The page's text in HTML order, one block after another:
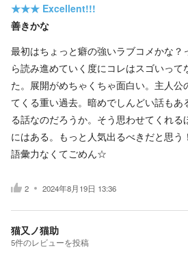
★★★ Excellent!!!
善きかな
最初はちょっと癖の強いラブコメかな？
ら読み進めていく度にコレはスゴいって
た。展開がめちゃくちゃ面白い。主人公
てくる重い過去。暗めでしんどい話も
る話なのだろうか。そう思わせてくれる
にはある。もっと人気出るべきだと思う
語彙力なくてごめん☆
2 2024年8月19日 13:36
猫又ノ猫助
5件のレビューを投稿